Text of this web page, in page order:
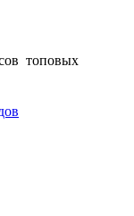
топовых